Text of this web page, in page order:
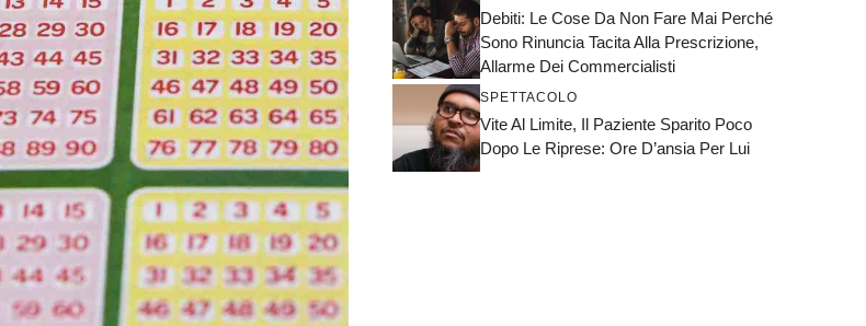
Debiti: Le Cose Da Non Fare Mai Perché
Sono Rinuncia Tacita Alla Prescrizione,
Allarme Dei Commercialisti
SPETTACOLO
Vite Al Limite, Il Paziente Sparito Poco
Dopo Le Riprese: Ore D’ansia Per Lui